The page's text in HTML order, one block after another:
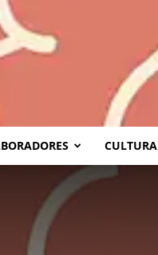
CULTURA